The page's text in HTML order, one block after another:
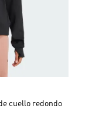
cuello redondo